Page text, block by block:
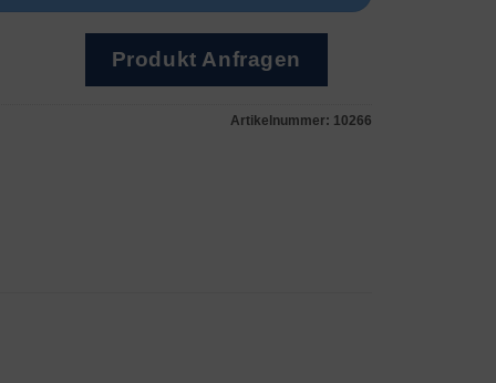
Produkt Anfragen
Artikelnummer: 10266